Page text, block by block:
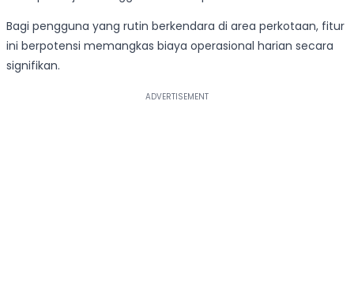
Bagi pengguna yang rutin berkendara di area perkotaan, fitur
ini berpotensi memangkas biaya operasional harian secara
signifikan.